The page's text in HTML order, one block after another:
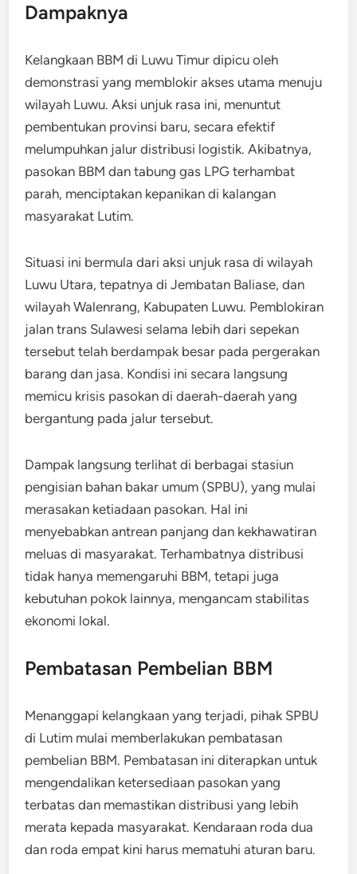
Dampaknya
Kelangkaan BBM di Luwu Timur dipicu oleh
demonstrasi yang memblokir akses utama menuju
wilayah Luwu. Aksi unjuk rasa ini, menuntut
pembentukan provinsi baru, secara efektif
melumpuhkan jalur distribusi logistik. Akibatnya,
pasokan BBM dan tabung gas LPG terhambat
parah, menciptakan kepanikan di kalangan
masyarakat Lutim.
Situasi ini bermula dari aksi unjuk rasa di wilayah
Luwu Utara, tepatnya di Jembatan Baliase, dan
wilayah Walenrang, Kabupaten Luwu. Pemblokiran
jalan trans Sulawesi selama lebih dari sepekan
tersebut telah berdampak besar pada pergerakan
barang dan jasa. Kondisi ini secara langsung
memicu krisis pasokan di daerah-daerah yang
bergantung pada jalur tersebut.
Dampak langsung terlihat di berbagai stasiun
pengisian bahan bakar umum (SPBU), yang mulai
merasakan ketiadaan pasokan. Hal ini
menyebabkan antrean panjang dan kekhawatiran
meluas di masyarakat. Terhambatnya distribusi
tidak hanya memengaruhi BBM, tetapi juga
kebutuhan pokok lainnya, mengancam stabilitas
ekonomi lokal.
Pembatasan Pembelian BBM
Menanggapi kelangkaan yang terjadi, pihak SPBU
di Lutim mulai memberlakukan pembatasan
pembelian BBM. Pembatasan ini diterapkan untuk
mengendalikan ketersediaan pasokan yang
terbatas dan memastikan distribusi yang lebih
merata kepada masyarakat. Kendaraan roda dua
dan roda empat kini harus mematuhi aturan baru.